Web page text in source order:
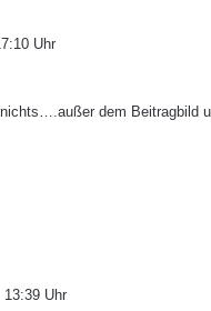
Uhr
dem Beitragbild
13:39 Uhr